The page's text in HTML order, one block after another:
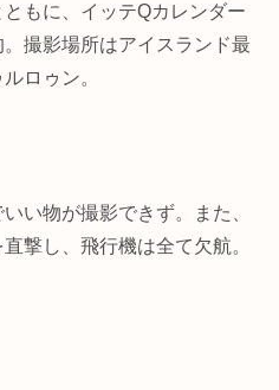
もに、イッテQカレンダー
撮影場所はアイスランド最
ロゥン。
い物が撮影できず。また、
撃し、飛行機は全て欠航。